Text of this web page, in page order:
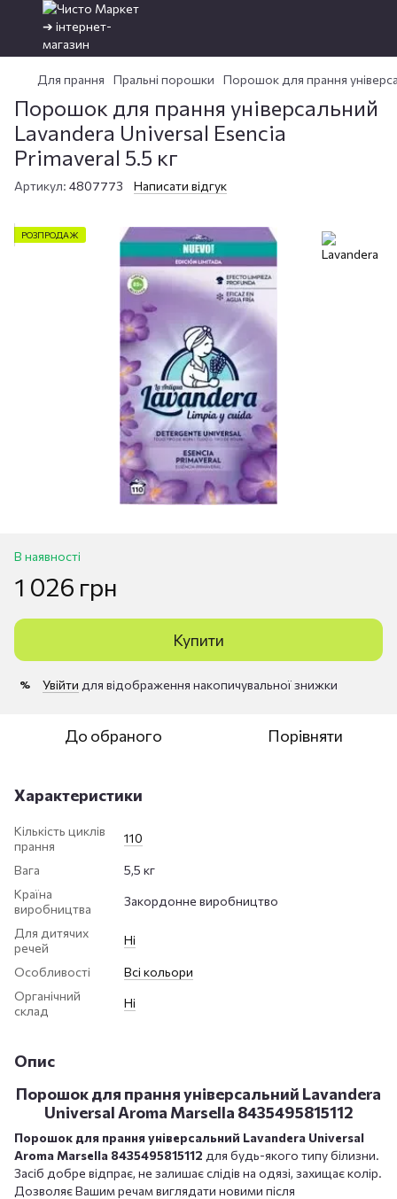
Для прання Пральні порошки Порошок для прання
Порошок для прання універсальний
Lavandera Universal Esencia
Primaveral 5.5 кг
Артикул: 4807773 Написати відгук
РОЗПРОДАЖ
В наявності
1 026 грн
Купити
% Увійти для відображення накопичувальної знижки
До обраного Порівняти
Характеристики
Кількість циклів
прання
110
Вага
5,5 кг
Країна
виробництва
Закордонне виробництво
Для дитячих
речей
Ні
Особливості
Всі кольори
Органічний
склад
Ні
Опис
Порошок для прання універсальний Lavandera
Universal Aroma Marsella 8435495815112
Порошок для прання універсальний Lavandera Universal
Aroma Marsella 8435495815112 для будь-якого типу білизни.
Засіб добре відпрає, не залишає слідів на одязі, захищає колір.
Дозволяє Вашим речам виглядати новими після